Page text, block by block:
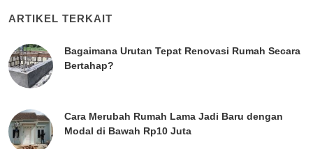
ARTIKEL TERKAIT
Bagaimana Urutan Tepat Renovasi Rumah Secara
Bertahap?
Cara Merubah Rumah Lama Jadi Baru dengan
Modal di Bawah Rp10 Juta